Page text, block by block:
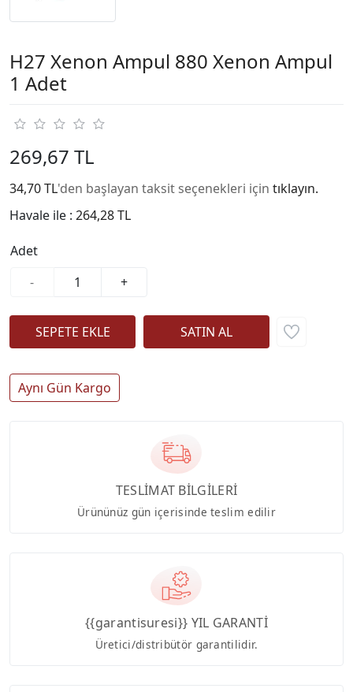
H27 Xenon Ampul 880 Xenon Ampul
1 Adet
269,67 TL
34,70 TL'den başlayan taksit seçenekleri için tıklayın.
Havale ile : 264,28 TL
Adet
-
+
Aynı Gün Kargo
TESLİMAT BİLGİLERİ
Ürününüz gün içerisinde teslim edilir
{{garantisuresi}} YIL GARANTİ
Üretici/distribütör garantilidir.